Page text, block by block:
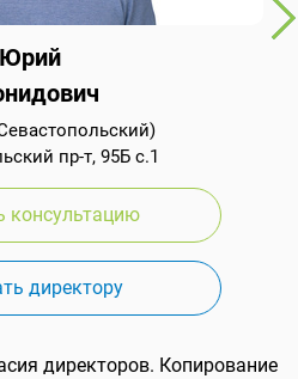
Юрий
пр-т, 95Б с.1
консультацию
директору
директоров. Копирование